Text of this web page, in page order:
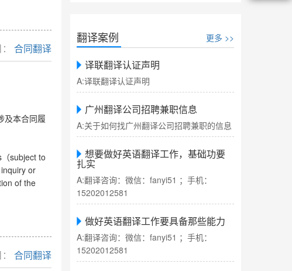
合同翻译
及本合同履
（subject to
inquiry or
of the
合同翻译
翻译案例 更多 >>
译联翻译认证声明
A:译联翻译认证声明
广州翻译公司招聘兼职信息
A:关于如何找广州翻译公司招聘兼职的信息
想要做好英语翻译工作，基础功要
扎实
A:翻译咨询：微信：fanyi51 ；手机：
15202012581
做好英语翻译工作要具备那些能力
A:翻译咨询：微信：fanyi51 ；手机：
15202012581